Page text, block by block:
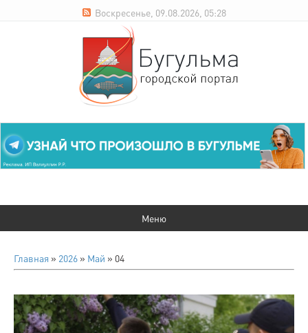
Воскресенье, 09.08.2026, 05:28
Главная » 2026 » Май » 04